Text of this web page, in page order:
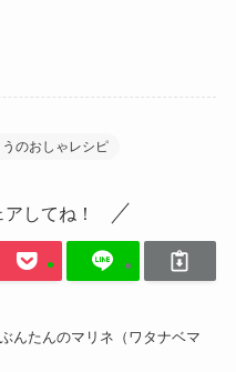
のおしゃレシピ
してね！
んたんのマリネ（ワタナベマ